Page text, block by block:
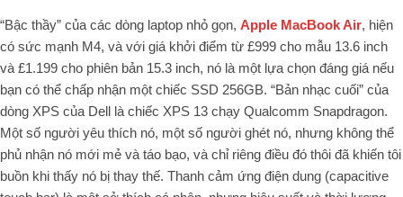
“Bậc thầy” của các dòng laptop nhỏ gọn, Apple MacBook Air, hiện
có sức mạnh M4, và với giá khởi điểm từ £999 cho mẫu 13.6 inch
và £1.199 cho phiên bản 15.3 inch, nó là một lựa chọn đáng giá nếu
bạn có thể chấp nhận một chiếc SSD 256GB. “Bản nhạc cuối” của
dòng XPS của Dell là chiếc XPS 13 chạy Qualcomm Snapdragon.
Một số người yêu thích nó, một số người ghét nó, nhưng không thể
phủ nhận nó mới mẻ và táo bạo, và chỉ riêng điều đó thôi đã khiến tôi
buồn khi thấy nó bị thay thế. Thanh cảm ứng điện dung (capacitive